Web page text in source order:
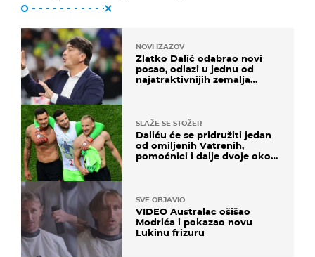
NOVI IZAZOV
Zlatko Dalić odabrao novi
posao, odlazi u jednu od
najatraktivnijih zemalja
SLAŽE SE STOŽER
Daliću će se pridružiti jedan
od omiljenih Vatrenih,
pomoćnici i dalje dvoje oko
SVE OBJAVIO
VIDEO Australac ošišao
Modrića i pokazao novu
Lukinu frizuru